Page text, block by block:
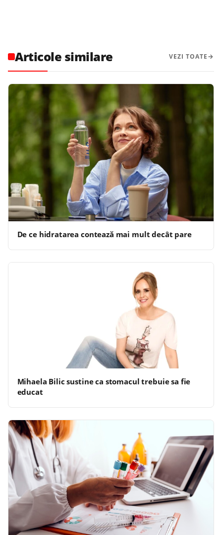
Articole similare VEZI TOATE
De ce hidratarea contează mai mult decât pare
Mihaela Bilic sustine ca stomacul trebuie sa fie
educat